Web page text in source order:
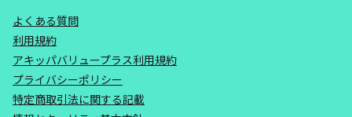
よくある質問
利用規約
アキッパバリュープラス利用規約
プライバシーポリシー
特定商取引法に関する記載